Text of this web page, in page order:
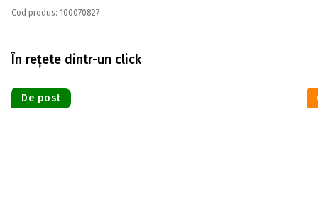
Cod produs: 100070827
În rețete dintr-un click
De post